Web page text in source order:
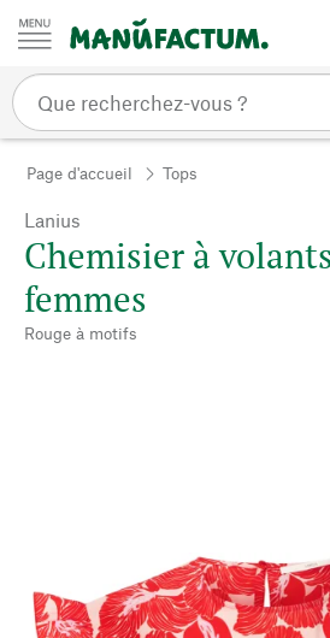
Passer au contenu
Page d'accueil Tops
Lanius
Chemisier à
femmes
Rouge à motifs